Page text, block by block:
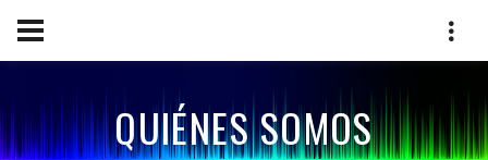
QUIÉNES SOMOS